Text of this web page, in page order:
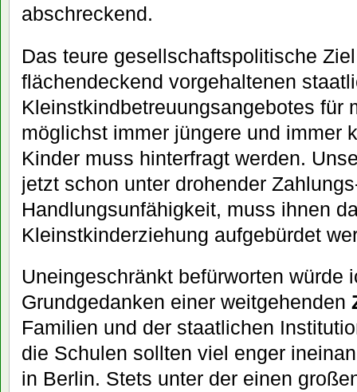
abschreckend.
Das teure gesellschaftspolitische
flächendeckend vorgehaltenen
Kleinstkindbetreuungsangebotes für
möglichst immer jüngere und immer
Kinder muss hinterfragt werden.
jetzt schon unter drohender
Handlungsunfähigkeit, muss ihnen
Kleinstkinderziehung aufgebürdet
Uneingeschränkt befürworten würde
Grundgedanken einer weitgehenden
Familien und der staatlichen
die Schulen sollten viel enger
in Berlin. Stets unter der einen